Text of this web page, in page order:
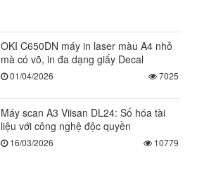
OKI C650DN máy in laser màu A4 nhỏ
mà có võ, in đa dạng giấy Decal
01/04/2026 7025
Máy scan A3 Viisan DL24: Số hóa tài
liệu với công nghệ độc quyền
16/03/2026 10779